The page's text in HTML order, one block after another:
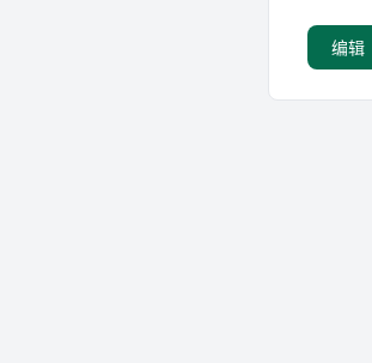
编辑